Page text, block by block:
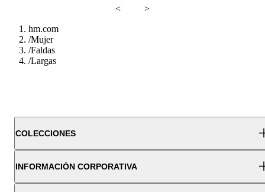
<
>
hm.com
/Mujer
/Faldas
/Largas
COLECCIONES
INFORMACIÓN CORPORATIVA